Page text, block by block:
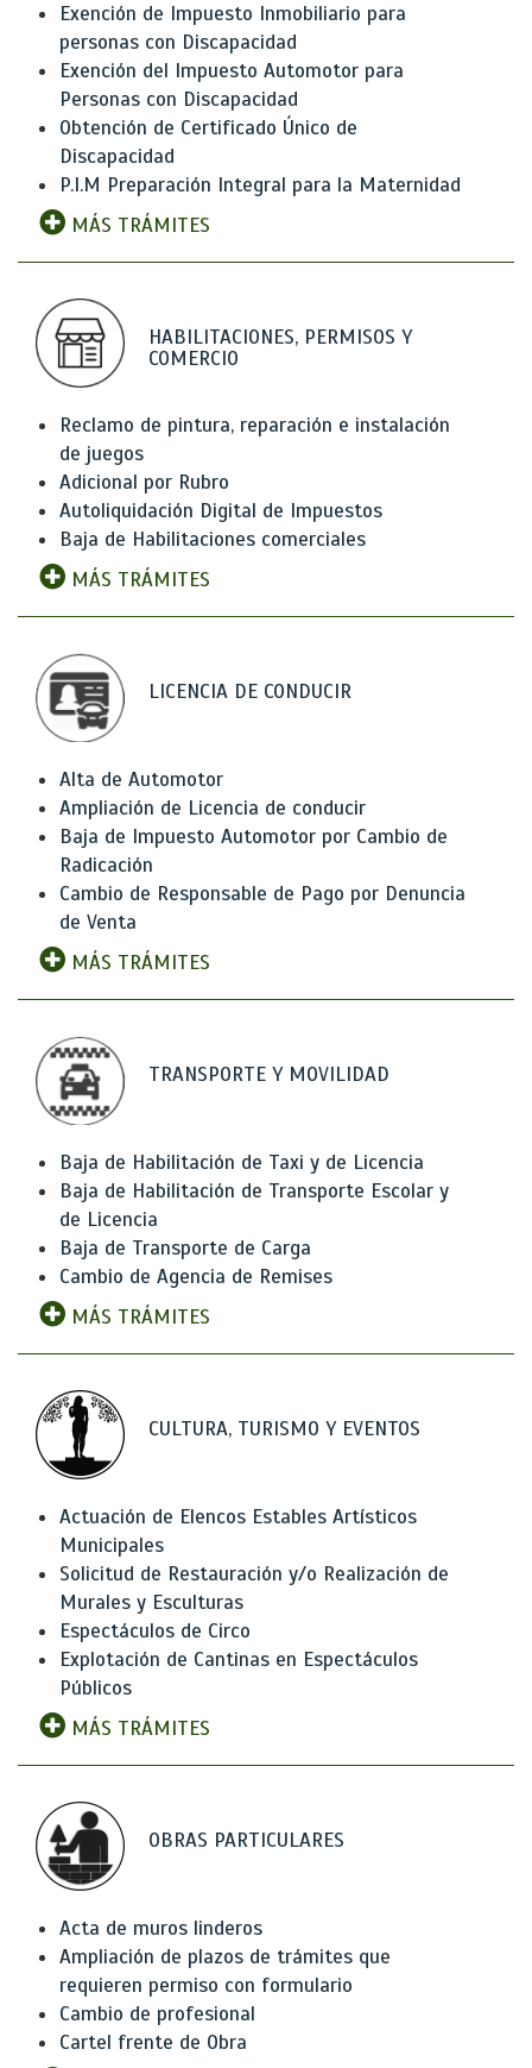
Exención de Impuesto Inmobiliario para
personas con Discapacidad
Exención del Impuesto Automotor para
Personas con Discapacidad
Obtención de Certificado Único de
Discapacidad
P.I.M Preparación Integral para la Maternidad
MÁS TRÁMITES
HABILITACIONES, PERMISOS Y
COMERCIO
Reclamo de pintura, reparación e instalación
de juegos
Adicional por Rubro
Autoliquidación Digital de Impuestos
Baja de Habilitaciones comerciales
MÁS TRÁMITES
LICENCIA DE CONDUCIR
Alta de Automotor
Ampliación de Licencia de conducir
Baja de Impuesto Automotor por Cambio de
Radicación
Cambio de Responsable de Pago por Denuncia
de Venta
MÁS TRÁMITES
TRANSPORTE Y MOVILIDAD
Baja de Habilitación de Taxi y de Licencia
Baja de Habilitación de Transporte Escolar y
de Licencia
Baja de Transporte de Carga
Cambio de Agencia de Remises
MÁS TRÁMITES
CULTURA, TURISMO Y EVENTOS
Actuación de Elencos Estables Artísticos
Municipales
Solicitud de Restauración y/o Realización de
Murales y Esculturas
Espectáculos de Circo
Explotación de Cantinas en Espectáculos
Públicos
MÁS TRÁMITES
OBRAS PARTICULARES
Acta de muros linderos
Ampliación de plazos de trámites que
requieren permiso con formulario
Cambio de profesional
Cartel frente de Obra